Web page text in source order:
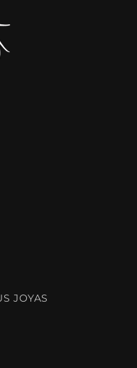
JOYAS